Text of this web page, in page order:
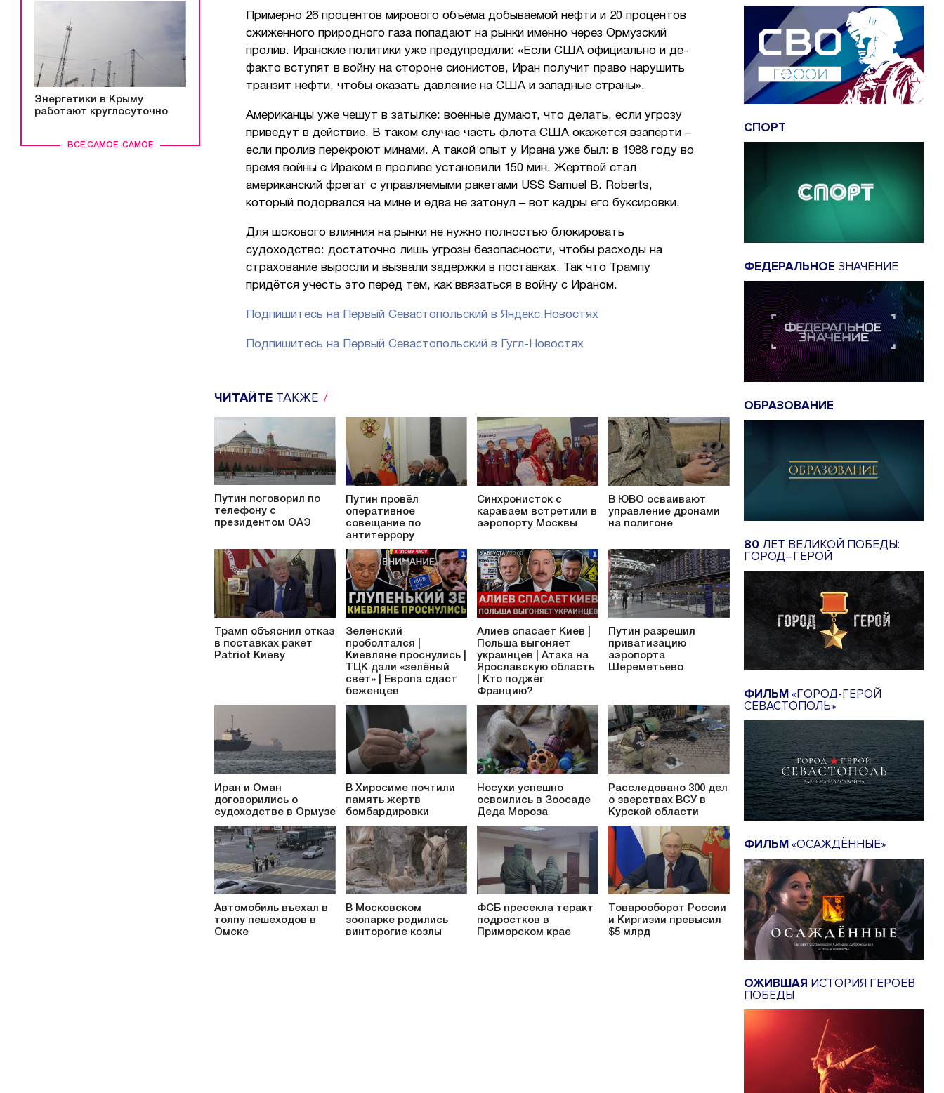
ВСЕ САМОЕ-САМОЕ
Энергетики в Крыму
работают круглосуточно
Примерно 26 процентов мирового объёма добываемой нефти и 20 процентов
сжиженного природного газа попадают на рынки именно через Ормузский
пролив. Иранские политики уже предупредили: «Если США официально и де-
факто вступят в войну на стороне сионистов, Иран получит право нарушить
транзит нефти, чтобы оказать давление на США и западные страны».
Американцы уже чешут в затылке: военные думают, что делать, если угрозу
приведут в действие. В таком случае часть флота США окажется взаперти –
если пролив перекроют минами. А такой опыт у Ирана уже был: в 1988 году во
время войны с Ираком в проливе установили 150 мин. Жертвой стал
американский фрегат с управляемыми ракетами USS Samuel B. Roberts,
который подорвался на мине и едва не затонул – вот кадры его буксировки.
Для шокового влияния на рынки не нужно полностью блокировать
судоходство: достаточно лишь угрозы безопасности, чтобы расходы на
страхование выросли и вызвали задержки в поставках. Так что Трампу
придётся учесть это перед тем, как ввязаться в войну с Ираном.
Подпишитесь на Первый Севастопольский в Яндекс.Новостях
Подпишитесь на Первый Севастопольский в Гугл-Новостях
ЧИТАЙТЕ ТАКЖЕ
Путин поговорил по
телефону с
президентом ОАЭ
Путин провёл
оперативное
совещание по
антитеррору
Синхронисток с
караваем встретили в
аэропорту Москвы
В ЮВО осваивают
управление дронами
на полигоне
Трамп объяснил отказ
в поставках ракет
Patriot Киеву
Зеленский
проболтался |
Киевляне проснулись |
ТЦК дали «зелёный
свет» | Европа сдаст
беженцев
Алиев спасает Киев |
Польша выгоняет
украинцев | Атака на
Ярославскую область
| Кто поджёг
Францию?
Путин разрешил
приватизацию
аэропорта
Шереметьево
Иран и Оман
договорились о
судоходстве в Ормузе
В Хиросиме почтили
память жертв
бомбардировки
Носухи успешно
освоились в Зоосаде
Деда Мороза
Расследовано 300 дел
о зверствах ВСУ в
Курской области
Автомобиль въехал в
толпу пешеходов в
Омске
В Московском
зоопарке родились
винторогие козлы
ФСБ пресекла теракт
подростков в
Приморском крае
Товарооборот России
и Киргизии превысил
$5 млрд
СПОРТ
ФЕДЕРАЛЬНОЕ ЗНАЧЕНИЕ
ОБРАЗОВАНИЕ
80 ЛЕТ ВЕЛИКОЙ ПОБЕДЫ:
ГОРОД–ГЕРОЙ
ФИЛЬМ«ГОРОД-ГЕРОЙ
СЕВАСТОПОЛЬ»
ФИЛЬМ«ОСАЖДЁННЫЕ»
ОЖИВШАЯ ИСТОРИЯ ГЕРОЕВ
ПОБЕДЫ